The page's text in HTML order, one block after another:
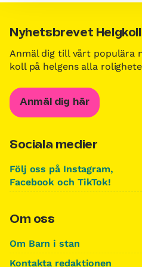
Nyhetsbrevet Helgkoll
Anmäl dig till vårt populära
koll på helgens alla
Anmäl dig här
Sociala medier
Följ oss på Instagram,
Facebook och TikTok!
Om oss
Om Barn i stan
Kontakta redaktionen